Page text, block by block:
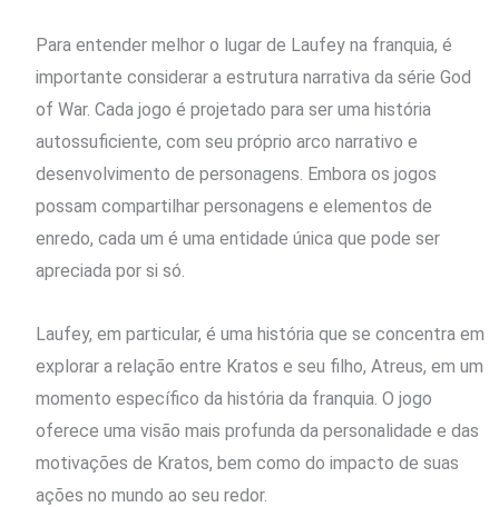
Para entender melhor o lugar de Laufey na franquia, é
importante considerar a estrutura narrativa da série God
of War. Cada jogo é projetado para ser uma história
autossuficiente, com seu próprio arco narrativo e
desenvolvimento de personagens. Embora os jogos
possam compartilhar personagens e elementos de
enredo, cada um é uma entidade única que pode ser
apreciada por si só.
Laufey, em particular, é uma história que se concentra em
explorar a relação entre Kratos e seu filho, Atreus, em um
momento específico da história da franquia. O jogo
oferece uma visão mais profunda da personalidade e das
motivações de Kratos, bem como do impacto de suas
ações no mundo ao seu redor.